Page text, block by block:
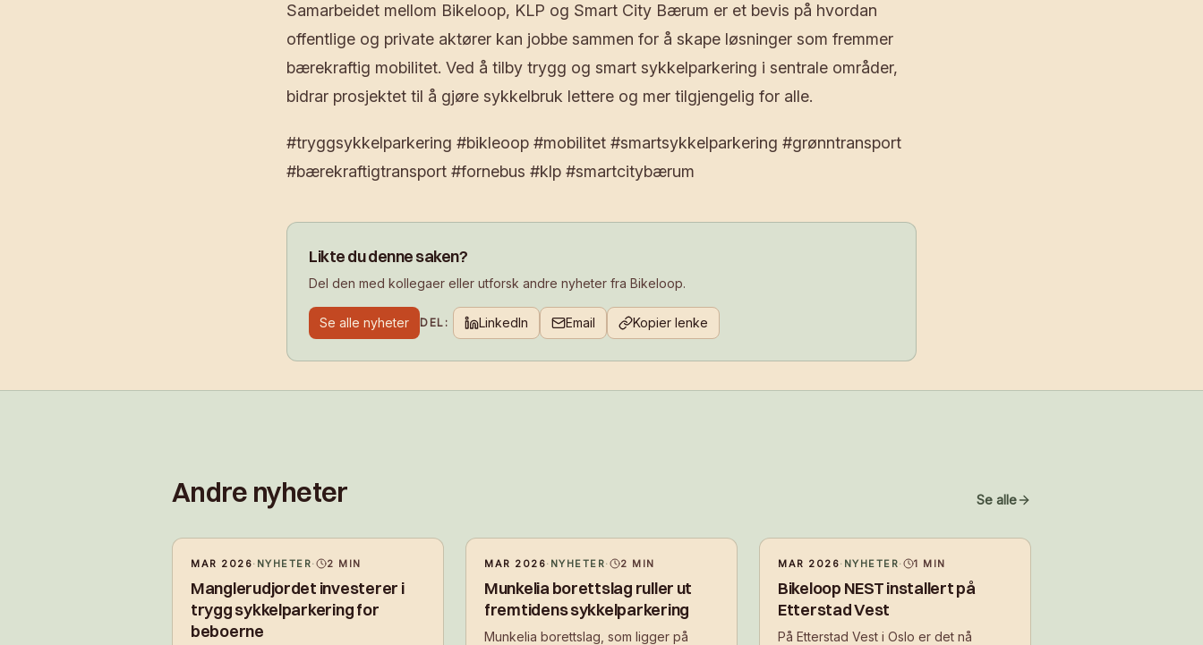
Samarbeidet mellom Bikeloop, KLP og Smart City Bærum er et bevis på hvordan
offentlige og private aktører kan jobbe sammen for å skape løsninger som fremmer
bærekraftig mobilitet. Ved å tilby trygg og smart sykkelparkering i sentrale områder,
bidrar prosjektet til å gjøre sykkelbruk lettere og mer tilgjengelig for alle.
#tryggsykkelparkering #bikleoop #mobilitet #smartsykkelparkering #grønntransport
#bærekraftigtransport #fornebus #klp #smartcitybærum
Likte du denne saken?
Del den med kollegaer eller utforsk andre nyheter fra Bikeloop.
Se alle nyheter DEL: LinkedIn Email Kopier lenke
Andre nyheter Se alle
MAR 2026· NYHETER· 2 MIN
Manglerudjordet investerer i
trygg sykkelparkering for
beboerne
MAR 2026· NYHETER· 2 MIN
Munkelia borettslag ruller ut
fremtidens sykkelparkering
Munkelia borettslag, som ligger på
MAR 2026· NYHETER· 1 MIN
Bikeloop NEST installert på
Etterstad Vest
På Etterstad Vest i Oslo er det nå